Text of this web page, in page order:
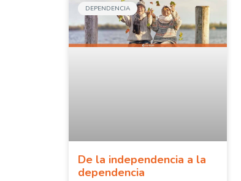
DEPENDENCIA
De la independencia a la
dependencia